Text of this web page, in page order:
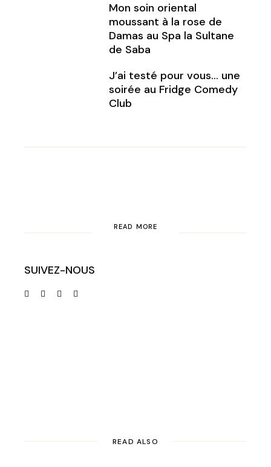
Mon soin oriental
moussant à la rose de
Damas au Spa la Sultane
de Saba
J’ai testé pour vous… une
soirée au Fridge Comedy
Club
READ MORE
SUIVEZ-NOUS
READ ALSO